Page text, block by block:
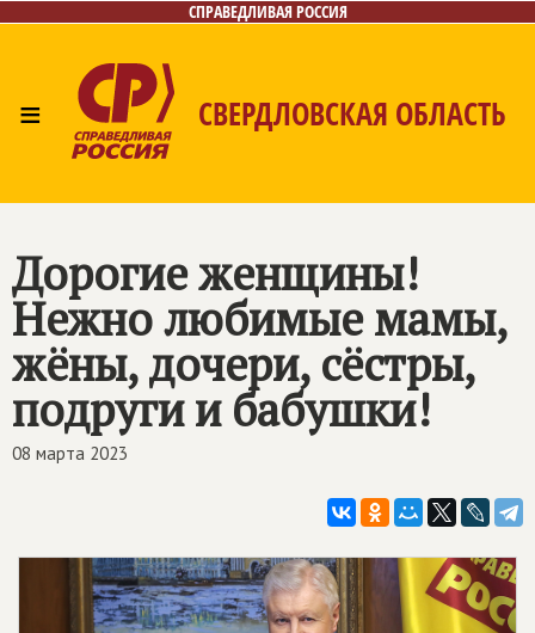
СПРАВЕДЛИВАЯ РОССИЯ
≡ СВЕРДЛОВСКАЯ ОБЛАСТЬ
Дорогие женщины!
Нежно любимые мамы,
жёны, дочери, сёстры,
подруги и бабушки!
08 марта 2023